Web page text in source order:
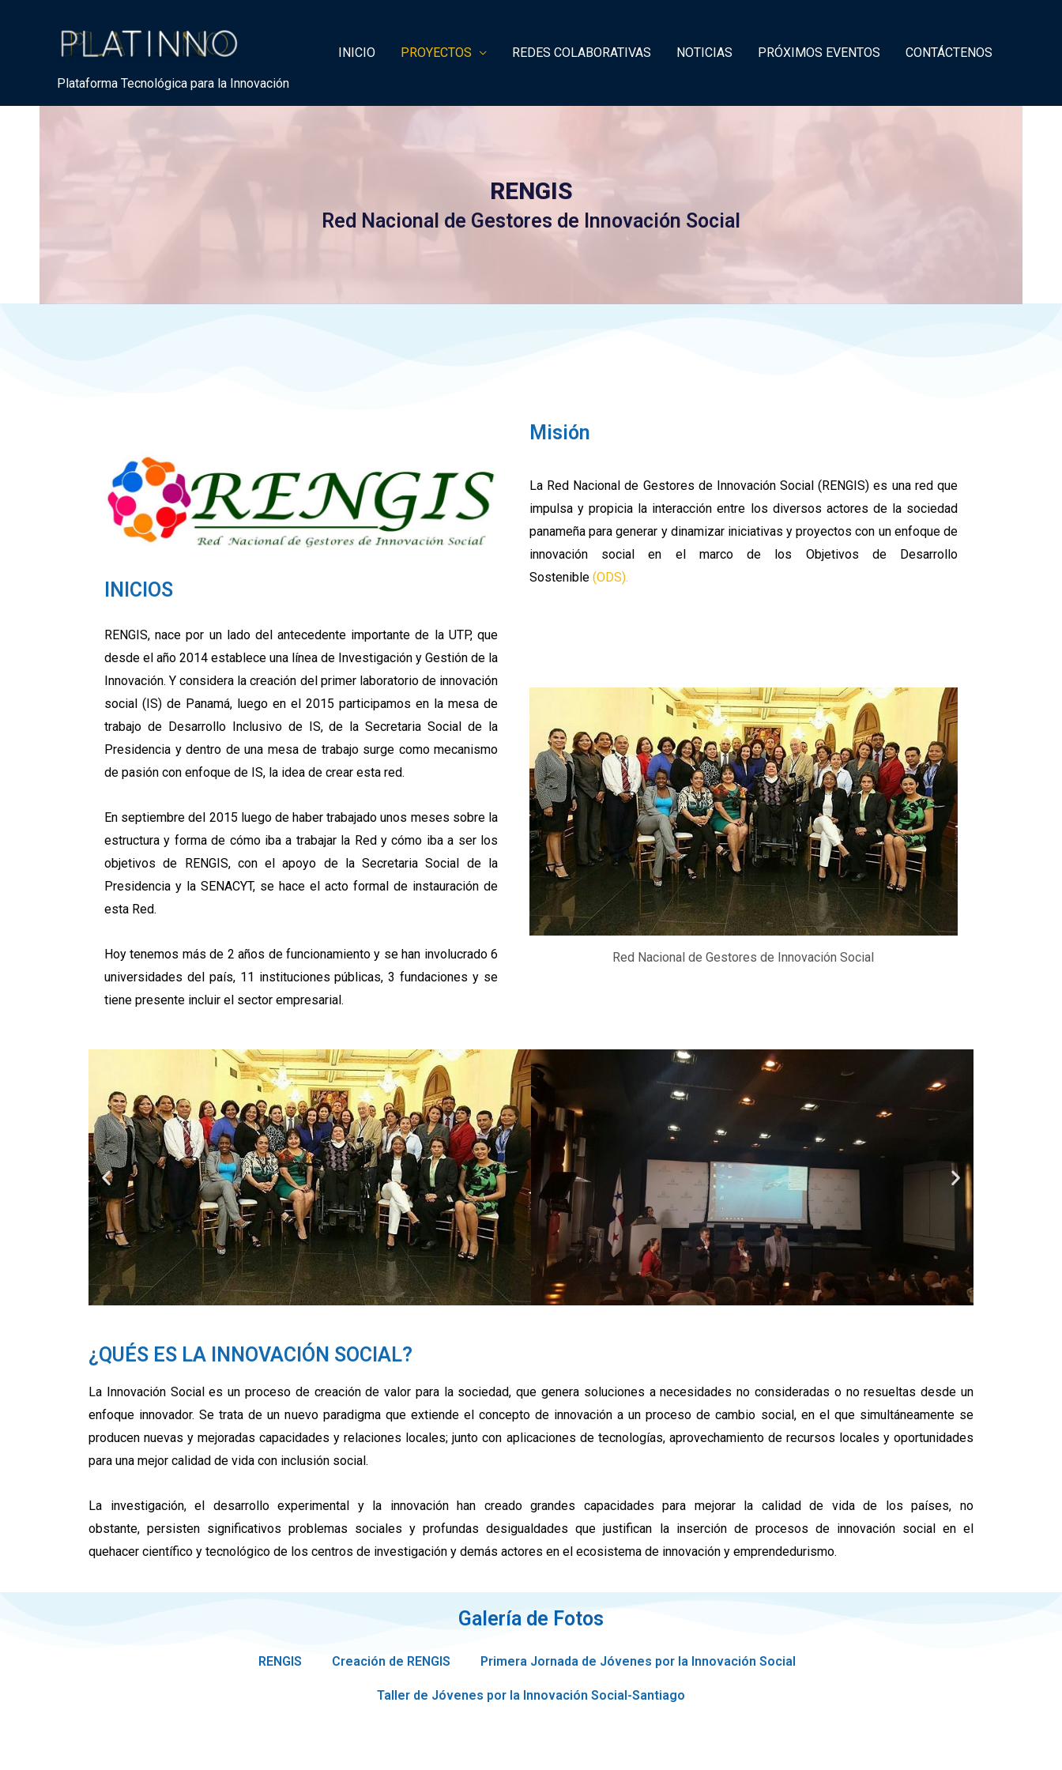
Plataforma Tecnológica para la Innovación
INICIO PROYECTOS REDES COLABORATIVAS NOTICIAS PRÓXIMOS EVENTOS CONTÁCTENOS
RENGIS
Red Nacional de Gestores de Innovación Social
INICIOS
RENGIS, nace por un lado del antecedente importante de la UTP, que
desde el año 2014 establece una línea de Investigación y Gestión de la
Innovación. Y considera la creación del primer laboratorio de innovación
social (IS) de Panamá, luego en el 2015 participamos en la mesa de
trabajo de Desarrollo Inclusivo de IS, de la Secretaria Social de la
Presidencia y dentro de una mesa de trabajo surge como mecanismo
de pasión con enfoque de IS, la idea de crear esta red.
En septiembre del 2015 luego de haber trabajado unos meses sobre la
estructura y forma de cómo iba a trabajar la Red y cómo iba a ser los
objetivos de RENGIS, con el apoyo de la Secretaria Social de la
Presidencia y la SENACYT, se hace el acto formal de instauración de
esta Red.
Hoy tenemos más de 2 años de funcionamiento y se han involucrado 6
universidades del país, 11 instituciones públicas, 3 fundaciones y se
tiene presente incluir el sector empresarial.
Misión
La Red Nacional de Gestores de Innovación Social (RENGIS) es una red que
impulsa y propicia la interacción entre los diversos actores de la sociedad
panameña para generar y dinamizar iniciativas y proyectos con un enfoque de
innovación social en el marco de los Objetivos de Desarrollo
Sostenible (ODS).
Red Nacional de Gestores de Innovación Social
¿QUÉS ES LA INNOVACIÓN SOCIAL?
La Innovación Social es un proceso de creación de valor para la sociedad, que genera soluciones a necesidades no consideradas o no resueltas desde un
enfoque innovador. Se trata de un nuevo paradigma que extiende el concepto de innovación a un proceso de cambio social, en el que simultáneamente se
producen nuevas y mejoradas capacidades y relaciones locales; junto con aplicaciones de tecnologías, aprovechamiento de recursos locales y oportunidades
para una mejor calidad de vida con inclusión social.
La investigación, el desarrollo experimental y la innovación han creado grandes capacidades para mejorar la calidad de vida de los países, no
obstante, persisten significativos problemas sociales y profundas desigualdades que justifican la inserción de procesos de innovación social en el
quehacer científico y tecnológico de los centros de investigación y demás actores en el ecosistema de innovación y emprendedurismo.
Galería de Fotos
RENGIS Creación de RENGIS Primera Jornada de Jóvenes por la Innovación Social
Taller de Jóvenes por la Innovación Social-Santiago